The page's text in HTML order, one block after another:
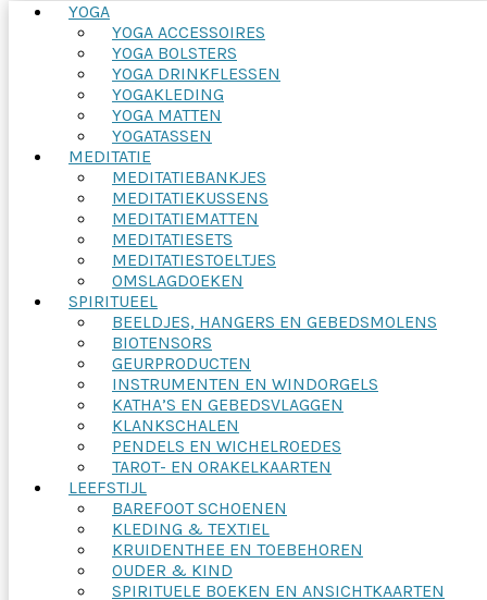
YOGA
YOGA ACCESSOIRES
YOGA BOLSTERS
YOGA DRINKFLESSEN
YOGAKLEDING
YOGA MATTEN
YOGATASSEN
MEDITATIE
MEDITATIEBANKJES
MEDITATIEKUSSENS
MEDITATIEMATTEN
MEDITATIESETS
MEDITATIESTOELTJES
OMSLAGDOEKEN
SPIRITUEEL
BEELDJES, HANGERS EN GEBEDSMOLENS
BIOTENSORS
GEURPRODUCTEN
INSTRUMENTEN EN WINDORGELS
KATHA’S EN GEBEDSVLAGGEN
KLANKSCHALEN
PENDELS EN WICHELROEDES
TAROT- EN ORAKELKAARTEN
LEEFSTIJL
BAREFOOT SCHOENEN
KLEDING & TEXTIEL
KRUIDENTHEE EN TOEBEHOREN
OUDER & KIND
SPIRITUELE BOEKEN EN ANSICHTKAARTEN